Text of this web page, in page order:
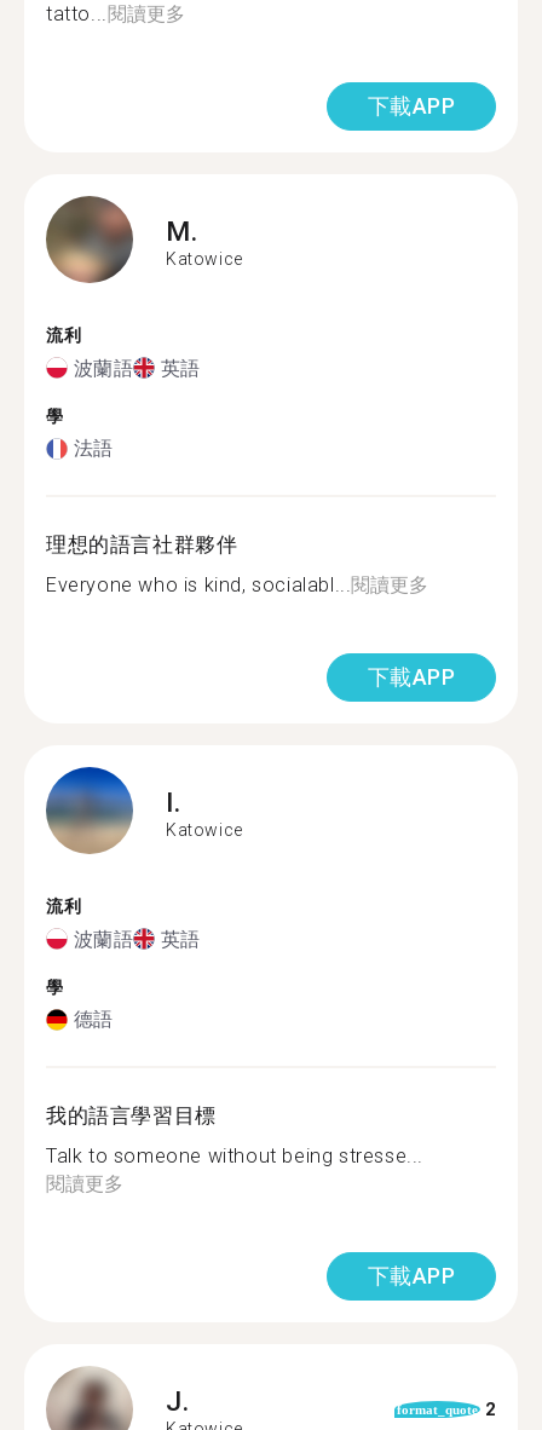
tatto...閱讀更多
下載APP
M.
Katowice
流利
波蘭語 英語
學
法語
理想的語言社群夥伴
Everyone who is kind, socialabl...閱讀更多
下載APP
I.
Katowice
流利
波蘭語 英語
學
德語
我的語言學習目標
Talk to someone without being stresse...
閱讀更多
下載APP
J. format_quote 2